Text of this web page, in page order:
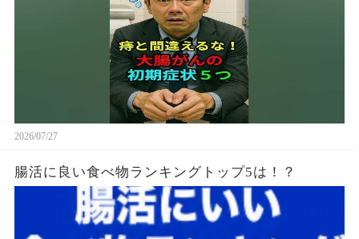
2026/07/27
腸活に良い食べ物ランキングトップ5は！？